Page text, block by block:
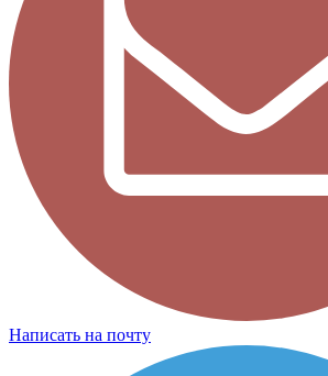
Написать на почту